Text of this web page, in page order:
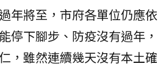
年將至，市府各單位仍應依
停下腳步、防疫沒有過年，
，雖然連續幾天沒有本土確